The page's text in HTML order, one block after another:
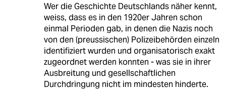
Wer die Geschichte Deutschlands näher kennt,
weiss, dass es in den 1920er Jahren schon
einmal Perioden gab, in denen die Nazis noch
von den (preussischen) Polizeibehörden einzeln
identifiziert wurden und organisatorisch exakt
zugeordnet werden konnten - was sie in ihrer
Ausbreitung und gesellschaftlichen
Durchdringung nicht im mindesten hinderte.